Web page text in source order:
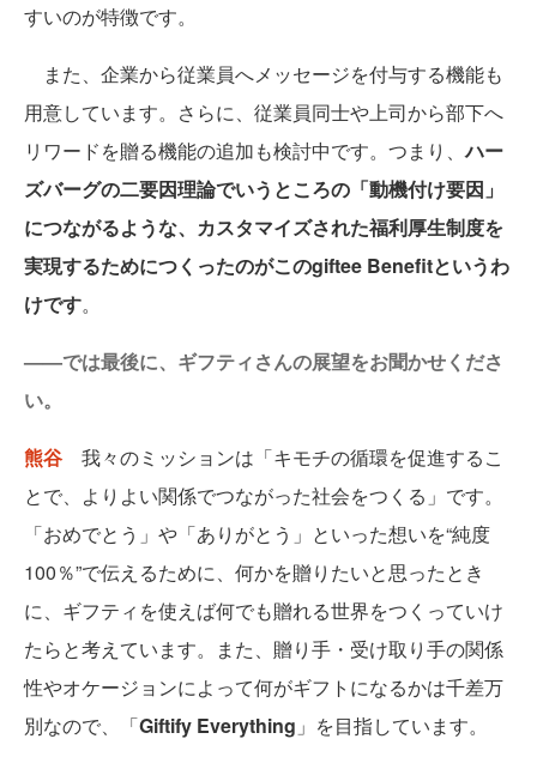
すいのが特徴です。
また、企業から従業員へメッセージを付与する機能も
用意しています。さらに、従業員同士や上司から部下へ
リワードを贈る機能の追加も検討中です。つまり、ハー
ズバーグの二要因理論でいうところの「動機付け要因」
につながるような、カスタマイズされた福利厚生制度を
実現するためにつくったのがこのgiftee Benefitというわ
けです。
——では最後に、ギフティさんの展望をお聞かせくださ
い。
熊谷 我々のミッションは「キモチの循環を促進するこ
とで、よりよい関係でつながった社会をつくる」です。
「おめでとう」や「ありがとう」といった想いを“純度
100％”で伝えるために、何かを贈りたいと思ったとき
に、ギフティを使えば何でも贈れる世界をつくっていけ
たらと考えています。また、贈り手・受け取り手の関係
性やオケージョンによって何がギフトになるかは千差万
別なので、「Giftify Everything 」を目指しています。